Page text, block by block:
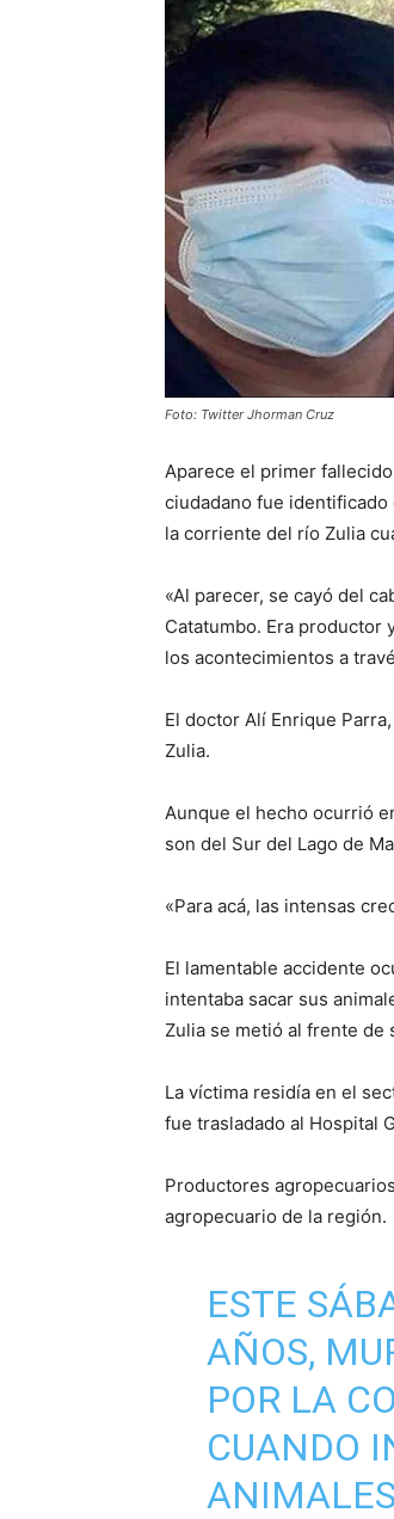
Foto: Twitter Jhorman Cruz
Aparece el primer
ciudadano fue identificado
la corriente del río Zulia
«Al parecer, se cayó del
Catatumbo. Era productor
los acontecimientos a
El doctor Alí Enrique
Zulia.
Aunque el hecho ocurrió
son del Sur del Lago de
«Para acá, las intensas
El lamentable accidente
intentaba sacar sus
Zulia se metió al frente de
La víctima residía en el
fue trasladado al Hospital
Productores
agropecuario de la región.
ESTE
AÑOS,
POR LA
CUANDO